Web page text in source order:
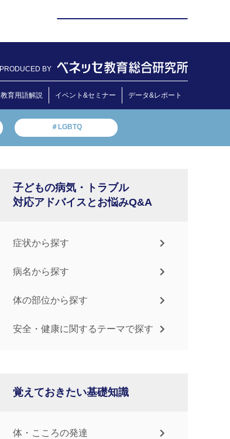
PRODUCED BY
教育用語解説 イベント&セミナー データ&レポート
＃LGBTQ
子どもの病気・トラブル
対応アドバイスとお悩みQ&A
症状から探す
病名から探す
体の部位から探す
安全・健康に関するテーマで探す
覚えておきたい基礎知識
体・こころの発達